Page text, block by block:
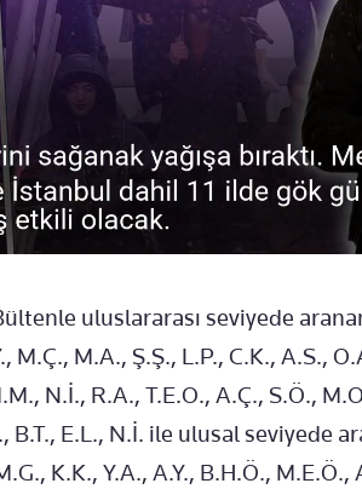
uluslararası seviyede
M.Ç., M.A., Ş.Ş., L.P., C.K.,
N.İ., R.A., T.E.O., A.Ç., S.Ö.,
B.T., E.L., N.İ. ile ulusal seviyede
Κ.Κ., Υ.Α., Α.Υ., B.H.Ö., M.E.Ö.,